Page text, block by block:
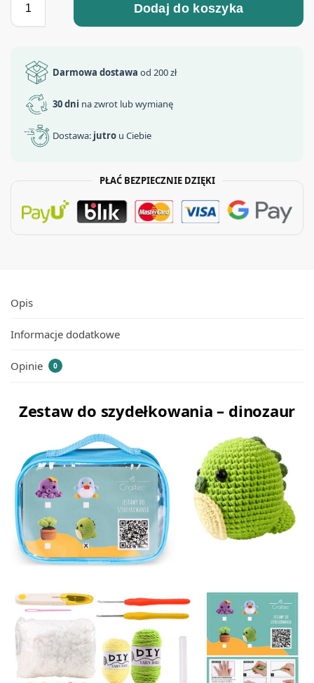
Dodaj do koszyka
Darmowa dostawa od 200 zł
30 dni na zwrot lub wymianę
Dostawa: jutro u Ciebie
PŁAĆ BEZPIECZNIE DZIĘKI
Opis
Informacje dodatkowe
Opinie 0
Zestaw do szydełkowania – dinozaur